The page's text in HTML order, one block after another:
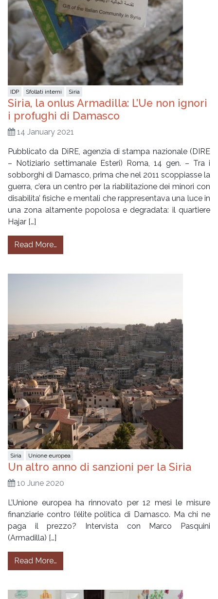
IDP Sfollati interni Siria
Siria, la onlus Armadilla: L’Ue non ignori
i profughi di Damasco
14 January 2021
Pubblicato da DiRE, agenzia di stampa nazionale (DIRE
– Notiziario settimanale Esteri) Roma, 14 gen. – Tra i
sobborghi di Damasco, prima che nel 2011 scoppiasse la
guerra, c’era un centro per la riabilitazione dei minori con
disabilita’ fisiche e mentali che rappresentava una luce in
una zona altamente popolosa e degradata: il quartiere
Hajar […]
Read More…
Siria Unione europea
Un altro anno di sanzioni per la Siria
10 June 2020
L’Unione europea ha rinnovato per 12 mesi le misure
finanziarie contro l’élite politica di Damasco. Ma chi ne
paga il prezzo? Intervista con Marco Pasquini
(Armadilla) […]
Read More…